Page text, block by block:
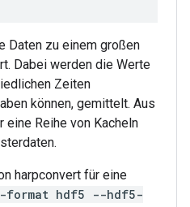
Daten zu einem großen
Dabei werden die Werte
Zeiten
können, gemittelt. Aus
Reihe von Kacheln
harpconvert für eine
format hdf5 --hdf5-